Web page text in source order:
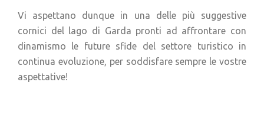
Vi aspettano dunque in una delle più suggestive
cornici del lago di Garda pronti ad affrontare con
dinamismo le future sfide del settore turistico in
continua evoluzione, per soddisfare sempre le vostre
aspettative!